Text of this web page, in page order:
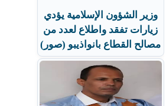
وزير الشؤون الإسلامية يؤدي
زيارات تفقد واطلاع لعدد من
مصالح القطاع بانواذيبو (صور)